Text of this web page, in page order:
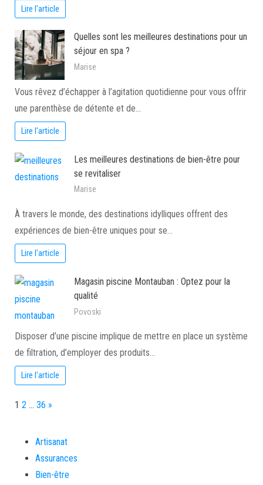
Lire l'article
Quelles sont les meilleures destinations pour un
séjour en spa ?
Marise
Vous rêvez d’échapper à l’agitation quotidienne pour vous offrir
une parenthèse de détente et de…
Lire l'article
Les meilleures destinations de bien-être pour
se revitaliser
Marise
À travers le monde, des destinations idylliques offrent des
expériences de bien-être uniques pour se…
Lire l'article
Magasin piscine Montauban : Optez pour la
qualité
Povoski
Disposer d’une piscine implique de mettre en place un système
de filtration, d’employer des produits…
Lire l'article
Page:
1 2 … 36 Next
»
Artisanat
Assurances
Bien-être